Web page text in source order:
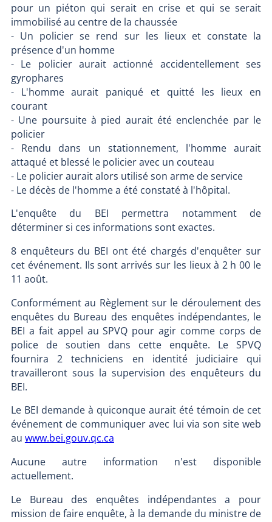
pour un piéton qui serait en crise et qui se serait
immobilisé au centre de la chaussée
- Un policier se rend sur les lieux et constate la
présence d'un homme
- Le policier aurait actionné accidentellement ses
gyrophares
- L'homme aurait paniqué et quitté les lieux en
courant
- Une poursuite à pied aurait été enclenchée par le
policier
- Rendu dans un stationnement, l'homme aurait
attaqué et blessé le policier avec un couteau
- Le policier aurait alors utilisé son arme de service
- Le décès de l'homme a été constaté à l'hôpital.
L'enquête du BEI permettra notamment de
déterminer si ces informations sont exactes.
8 enquêteurs du BEI ont été chargés d'enquêter sur
cet événement. Ils sont arrivés sur les lieux à 2 h 00 le
11 août.
Conformément au Règlement sur le déroulement des
enquêtes du Bureau des enquêtes indépendantes, le
BEI a fait appel au SPVQ pour agir comme corps de
police de soutien dans cette enquête. Le SPVQ
fournira 2 techniciens en identité judiciaire qui
travailleront sous la supervision des enquêteurs du
BEI.
Le BEI demande à quiconque aurait été témoin de cet
événement de communiquer avec lui via son site web
au www.bei.gouv.qc.ca
Aucune autre information n'est disponible
actuellement.
Le Bureau des enquêtes indépendantes a pour
mission de faire enquête, à la demande du ministre de